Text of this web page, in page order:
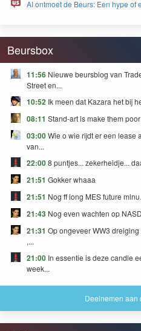
AI ontmoet de Beurs: Een hype of
Beursbox
11:56 Nieuwe beursblog van
Street en...
10:52 Ik meen dat Kazara het bij
08:11 Stand-art is make them
03:00Wie o wie rijdt er een lease
van...
22:008 puntjes... zekerheidje...
21:51 Gokker whaaa
21:51 Nog ff long MES future
21:43 Nog even wachten op
21:31 Op ongeveer WW3
,...
21:00 In essentie is deze candle
week...
Deelnemen aan